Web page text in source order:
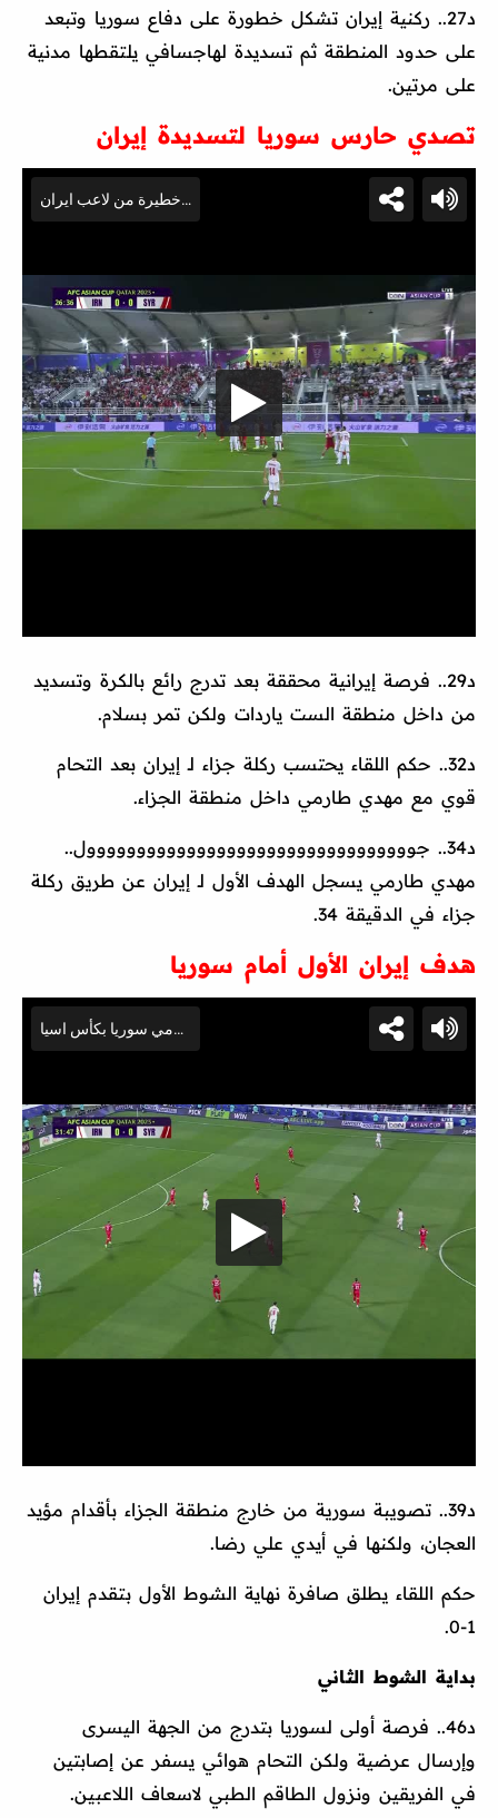
د27.. ركنية إيران تشكل خطورة على دفاع سوريا وتبعد
على حدود المنطقة ثم تسديدة لهاجسافي يلتقطها مدنية
على مرتين.
تصدي حارس سوريا لتسديدة إيران
د29.. فرصة إيرانية محققة بعد تدرج رائع بالكرة وتسديد
من داخل منطقة الست ياردات ولكن تمر بسلام.
د32.. حكم اللقاء يحتسب ركلة جزاء لـ إيران بعد التحام
قوي مع مهدي طارمي داخل منطقة الجزاء.
د34.. جووووووووووووووووووووووووووووووووول..
مهدي طارمي يسجل الهدف الأول لـ إيران عن طريق ركلة
جزاء في الدقيقة 34.
هدف إيران الأول أمام سوريا
د39.. تصويبة سورية من خارج منطقة الجزاء بأقدام مؤيد
العجان، ولكنها في أيدي علي رضا.
حكم اللقاء يطلق صافرة نهاية الشوط الأول بتقدم إيران
1-0.
بداية الشوط الثاني
د46.. فرصة أولى لسوريا بتدرج من الجهة اليسرى
وإرسال عرضية ولكن التحام هوائي يسفر عن إصابتين
في الفريقين ونزول الطاقم الطبي لاسعاف اللاعبين.